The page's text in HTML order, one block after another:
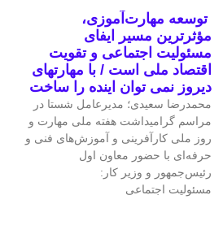
توسعه مهارت‌آموزی،
مؤثرترین مسیر ایفای
مسئولیت اجتماعی و تقویت
اقتصاد ملی است / با مهارتهای
دیروز نمی توان اینده را ساخت
محمدرضا سعیدی؛ مدیرعامل شستا در
مراسم گرامیداشت هفته ملی مهارت و
روز ملی کارآفرینی و آموزش‌های فنی و
حرفه‌ای با حضور معاون اول
رئیس‌جمهور و وزیر کار:
مسئولیت اجتماعی